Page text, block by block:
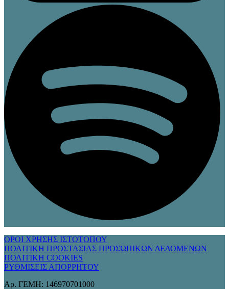
ΟΡΟΙ ΧΡΗΣΗΣ ΙΣΤΟΤΟΠΟΥ
ΠΟΛΙΤΙΚΗ ΠΡΟΣΤΑΣΙΑΣ ΠΡΟΣΩΠΙΚΩΝ ΔΕΔΟΜΕΝΩΝ
ΠΟΛΙΤΙΚΗ COOKIES
ΡΥΘΜΙΣΕΙΣ ΑΠΟΡΡΗΤΟΥ
Αρ. ΓΕΜΗ: 146970701000